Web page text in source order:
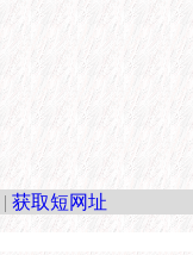
| 获取短网址